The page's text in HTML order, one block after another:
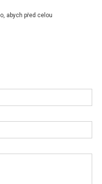
abych před celou